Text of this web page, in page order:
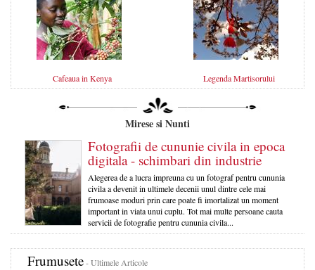
Cafeaua in Kenya Legenda Martisorului
Mirese si Nunti
Fotografii de cununie civila in epoca
digitala - schimbari din industrie
Alegerea de a lucra impreuna cu un fotograf pentru cununia
civila a devenit in ultimele decenii unul dintre cele mai
frumoase moduri prin care poate fi imortalizat un moment
important in viata unui cuplu. Tot mai multe persoane cauta
servicii de fotografie pentru cununia civila...
Frumusete- Ultimele Articole